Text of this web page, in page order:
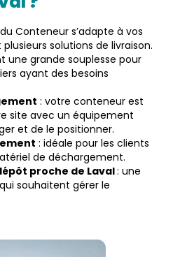
Conteneur s’adapte à vos
solutions de livraison.
une grande souplesse pour
ayant des besoins
: votre conteneur est
site avec un équipement
et de le positionner.
: idéale pour les clients
de déchargement.
proche de Laval: une
souhaitent gérer le